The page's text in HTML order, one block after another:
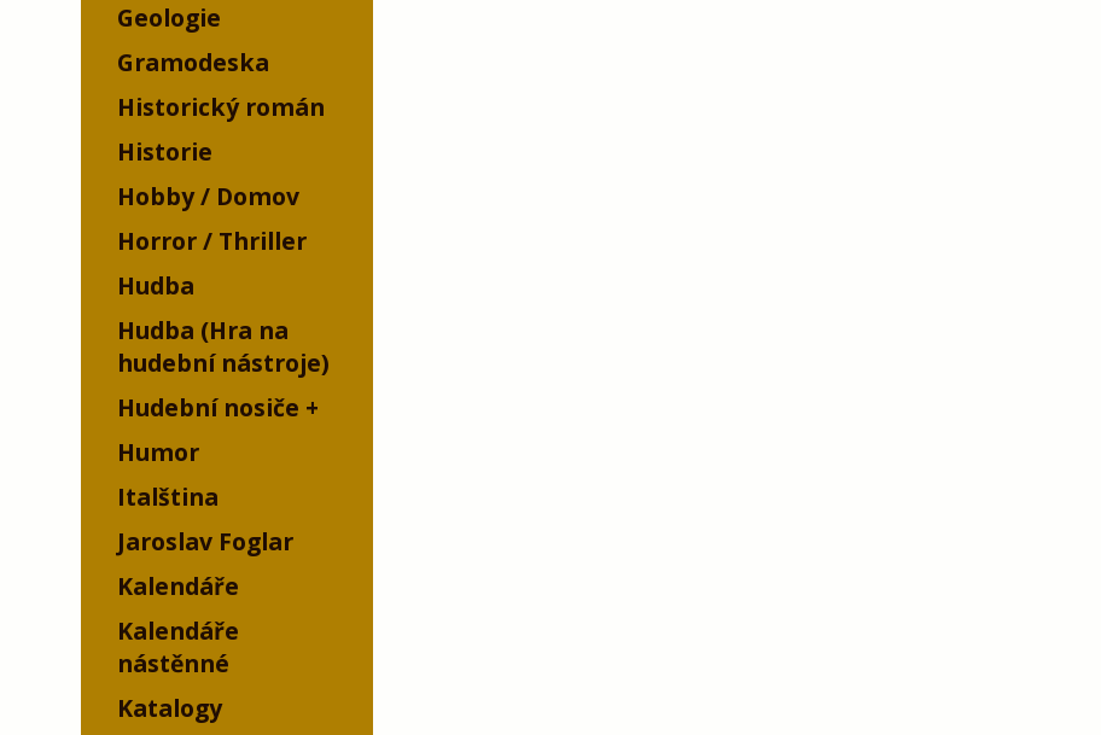
Geologie
Gramodeska
Historický román
Historie
Hobby / Domov
Horror / Thriller
Hudba
Hudba (Hra na
hudební nástroje)
Hudební nosiče
Humor
Italština
Jaroslav Foglar
Kalendáře
Kalendáře
nástěnné
Katalogy